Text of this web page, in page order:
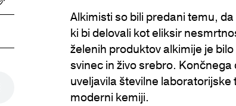
ArticlePage.COPY_LINK_A11Y
Alkimisti so bili predani temu,
ki bi delovali kot eliksir
želenih produktov alkimije je
svinec in živo srebro.
uveljavila številne
moderni kemiji.